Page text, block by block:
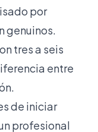
por
genuinos.
tres a seis
entre
de iniciar
profesional